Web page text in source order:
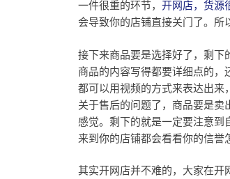
一件很重的环节， 开网店，货源
会导致你的店铺直接关门了。所
接下来商品要是选择好了，剩下
商品的内容写得都要详细点的，
都可以用视频的方式来表达出来
关于售后的问题了，商品要是卖
感觉。剩下的就是一定要注意到
来到你的店铺都会看看你的信誉
其实开网店并不难的，大家在开